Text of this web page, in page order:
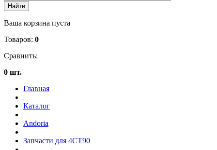
Ваша корзина пуста
Товаров: 0
Сравнить:
0 шт.
Главная
Каталог
Andoria
Запчасти для 4CT90